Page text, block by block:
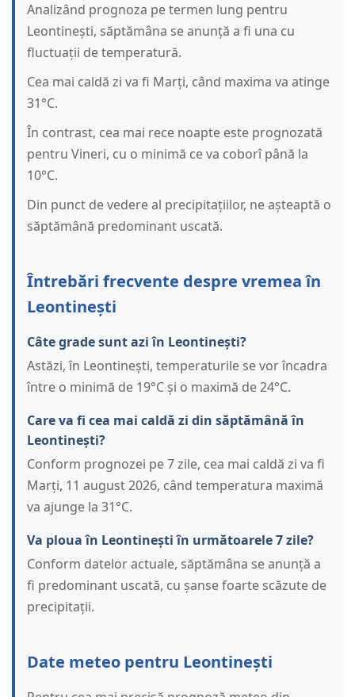
Analizând prognoza pe termen lung pentru
Leontinești, săptămâna se anunță a fi una cu
fluctuații de temperatură.
Cea mai caldă zi va fi Marți, când maxima va atinge
31°C.
În contrast, cea mai rece noapte este prognozată
pentru Vineri, cu o minimă ce va coborî până la
10°C.
Din punct de vedere al precipitațiilor, ne așteaptă o
săptămână predominant uscată.
Întrebări frecvente despre vremea în
Leontinești
Câte grade sunt azi în Leontinești?
Astăzi, în Leontinești, temperaturile se vor încadra
între o minimă de 19°C și o maximă de 24°C.
Care va fi cea mai caldă zi din săptămână în
Leontinești?
Conform prognozei pe 7 zile, cea mai caldă zi va fi
Marți, 11 august 2026, când temperatura maximă
va ajunge la 31°C.
Va ploua în Leontinești în următoarele 7 zile?
Conform datelor actuale, săptămâna se anunță a
fi predominant uscată, cu șanse foarte scăzute de
precipitații.
Date meteo pentru Leontinești